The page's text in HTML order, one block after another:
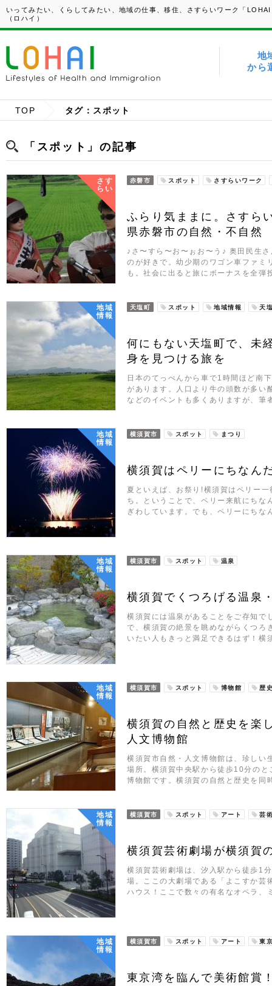
いってみたい、くらしてみたい、地域の仕事、移住、さすらいワーク「
（ロハイ）
地
から
TOP タグ：スポット
「スポット」の記事
さす
らい
赤磐市 スポット さすらいワーク
ふらり気ままに。さすら
県赤磐市の自然・不自然
♪さ〜すら〜お〜ぉお〜う♪ 奥田民生
のが好きで。幼少期のワゴン車ファミ
も。社会に出ると旅にボーナスを全
地域
情報
天塩町 スポット 地域情報 天
何にもない天塩町で、未
身を見つける旅を
日本のてっぺんから車で1時間ほど南
があります。人口より牛の頭数が多い
などのイベントも多くありますが、
地域
情報
横須賀市 スポット まつり
横須賀はペリーにちなん
夏といえば、お祭り!横須賀はペリー
ち。ということで、ペリー来航にちな
ぎわしています。でも、ペリーにち
地域
情報
横須賀市 スポット 温泉
横須賀でくつろげる温泉
横須賀には温泉があることをご存知で
で、横須賀の絶景を眺めながらくつろ
いたい人もきっと満足できるはず！
地域
情報
横須賀市 スポット 博物館 歴
横須賀の自然と歴史を楽
人文博物館
横須賀市自然・人文博物館は、珍しい
場所。横須賀中央駅から徒歩10分の
博物館です。横須賀の自然と歴史を
地域
情報
横須賀市 スポット アート 芸
横須賀芸術劇場が横須賀
横須賀芸術劇場は、汐入駅から徒歩1
場。ここの大劇場である「よこすか芸
ハウス！ここで数々の有名なオペラ
地域
情報
横須賀市 スポット アート 東
東京湾を臨んで美術館賞